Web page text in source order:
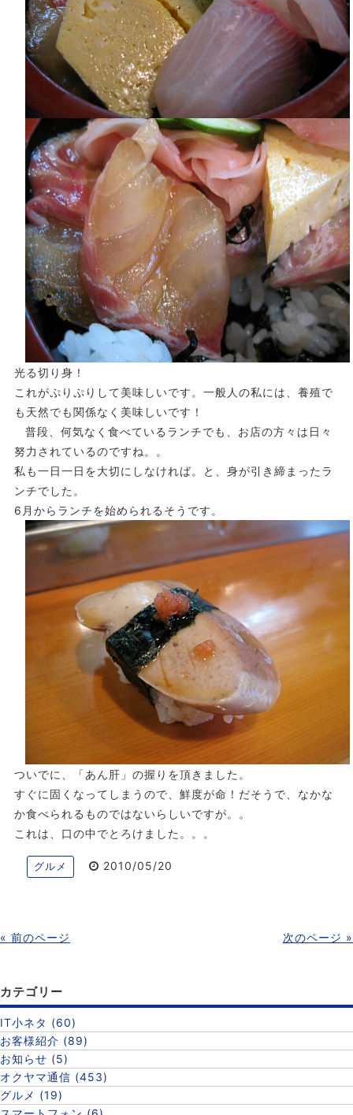
光る切り身！
これがぷりぷりして美味しいです。一般人の私には、養殖で
も天然でも関係なく美味しいです！
普段、何気なく食べているランチでも、お店の方々は日々
努力されているのですね。。
私も一日一日を大切にしなければ。と、身が引き締まったラ
ンチでした。
6月からランチを始められるそうです。
ついでに、「あん肝」の握りを頂きました。
すぐに固くなってしまうので、鮮度が命！だそうで、なかな
か食べられるものではないらしいですが。。
これは、口の中でとろけました。。。
グルメ 2010/05/20
« 前のページ 次のページ »
カテゴリー
IT小ネタ (60)
お客様紹介 (89)
お知らせ (5)
オクヤマ通信 (453)
グルメ (19)